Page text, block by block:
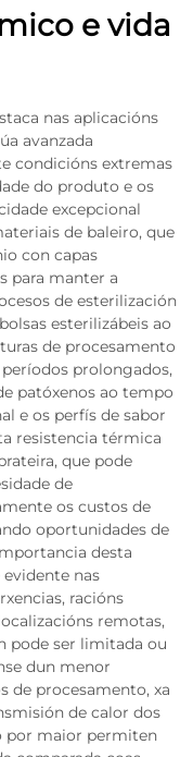
e vida
nas aplicacións
avanzada
condicións extremas
do produto e os
excepcional
de baleiro, que
con capas
para manter a
de esterilización
esterilizábeis ao
de procesamento
prolongados,
patóxenos ao tempo
e os perfís de sabor
resistencia térmica
que pode
de
os custos de
oportunidades de
desta
nas
racións
remotas,
pode ser limitada ou
dun menor
de procesamento, xa
de calor dos
por maior permiten